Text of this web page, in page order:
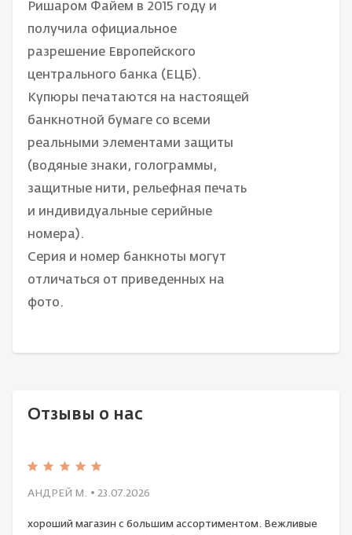
Ришаром Файем в 2015 году и
получила официальное
разрешение Европейского
центрального банка (ЕЦБ).
Купюры печатаются на настоящей
банкнотной бумаге со всеми
реальными элементами защиты
(водяные знаки, голограммы,
защитные нити, рельефная печать
и индивидуальные серийные
номера).
Серия и номер банкноты могут
отличаться от приведенных на
фото.
Отзывы о нас
АНДРЕЙ М. • 23.07.2026
хороший магазин с большим ассортиментом. Вежливые